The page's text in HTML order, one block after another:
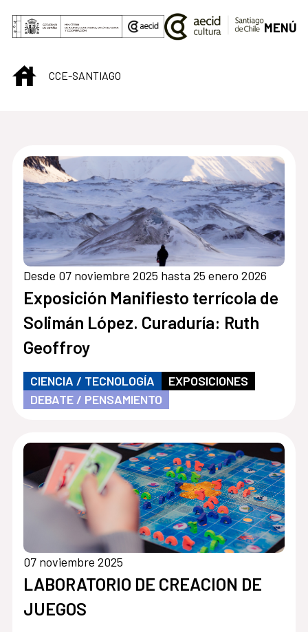
Saltar al contenido principal
MENÚ
INICIOCCE-SANTIAGO
Desde 07 noviembre 2025 hasta 25 enero 2026
Exposición Manifiesto terrícola de
Solimán López. Curaduría: Ruth
Geoffroy
CIENCIA / TECNOLOGÍA
EXPOSICIONES
DEBATE / PENSAMIENTO
07 noviembre 2025
LABORATORIO DE CREACION DE
JUEGOS